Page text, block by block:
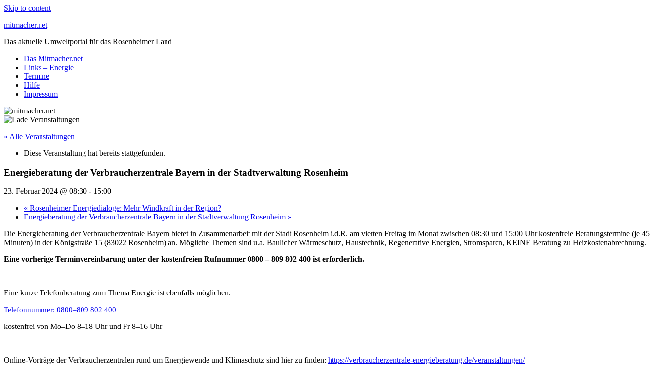
Skip to content
mitmacher.net
Das aktuelle Umweltportal für das Rosenheimer Land
Das Mitmacher.net
Links – Energie
Termine
Hilfe
Impressum
« Alle Veranstaltungen
Diese Veranstaltung hat bereits stattgefunden.
Energieberatung der Verbraucherzentrale Bayern in der Stadtverwaltung Rosenheim
23. Februar 2024 @ 08:30 - 15:00
« Rosenheimer Energiedialoge: Mehr Windkraft in der Region?
Energieberatung der Verbraucherzentrale Bayern in der Stadtverwaltung Rosenheim »
Die Energieberatung der Verbraucherzentrale Bayern bietet in Zusammenarbeit mit der Stadt Rosenheim i.d.R. am vierten Freitag im Monat zwischen 08:30 und 15:00 Uhr kostenfreie Beratungstermine (je 45
Minuten) in der Königstraße 15 (83022 Rosenheim) an. Mögliche Themen sind u.a. Baulicher Wärmeschutz, Haustechnik, Regenerative Energien, Stromsparen, KEINE Beratung zu Heizkostenabrechnung.
Eine vorherige Terminvereinbarung unter der kostenfreien Rufnummer 0800 – 809 802 400 ist erforderlich.
Eine kurze Telefonberatung zum Thema Energie ist ebenfalls möglichen.
Telefonnummer: 0800–809 802 400
kostenfrei von Mo–Do 8–18 Uhr und Fr 8–16 Uhr
Online-Vorträge der Verbraucherzentralen rund um Energiewende und Klimaschutz sind hier zu finden: https://verbraucherzentrale-energieberatung.de/veranstaltungen/